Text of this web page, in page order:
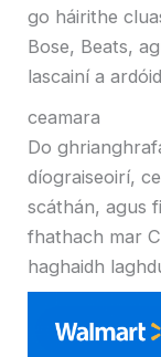
go háirithe
Bose, Beats,
lascainí a
ceamara
Do
díograiseoirí,
scáthán, agus
fhathach mar
haghaidh